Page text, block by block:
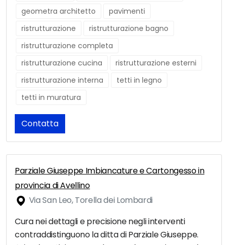
geometra architetto
pavimenti
ristrutturazione
ristrutturazione bagno
ristrutturazione completa
ristrutturazione cucina
ristrutturazione esterni
ristrutturazione interna
tetti in legno
tetti in muratura
Contatta
Parziale Giuseppe Imbiancature e Cartongesso in
provincia di Avellino
Via San Leo, Torella dei Lombardi
Cura nei dettagli e precisione negli interventi
contraddistinguono la ditta di Parziale Giuseppe.